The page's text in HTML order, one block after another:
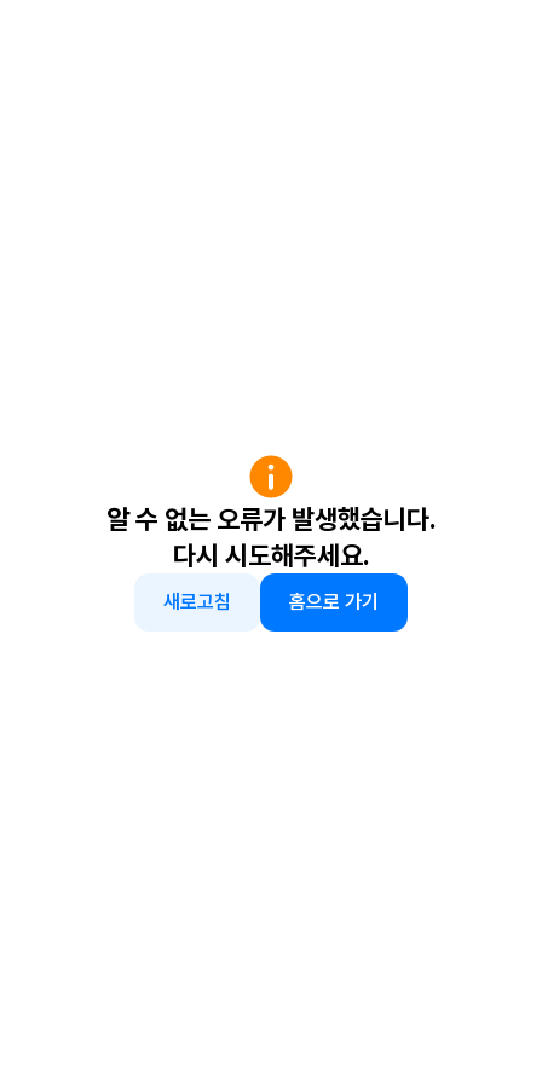
알 수 없는 오류가 발생했습니다.
다시 시도해주세요.
새로고침 홈으로 가기